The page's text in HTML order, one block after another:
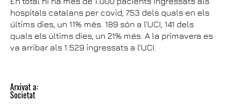
hospitals catalans per covid, 753 dels quals en els
últims dies, un 11% més. 189 són a l'UCI, 141 dels
quals els últims dies, un 21% més. A la primavera es
va arribar als 1.529 ingressats a l'UCI.
Arxivat a:
Societat